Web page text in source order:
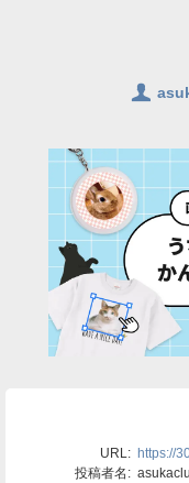
👤
URL: https://
投稿者名: